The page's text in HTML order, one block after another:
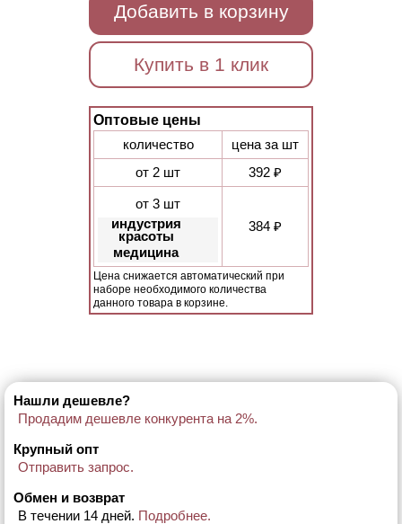
Добавить в корзину
Купить в 1 клик
Оптовые цены
количество
цена за шт
от 2 шт
392 ₽
от 3 шт
индустрия
красоты
медицина
384 ₽
Цена снижается автоматический при
наборе необходимого количества
данного товара в корзине.
Нашли дешевле?
Продадим дешевле конкурента на 2%.
Крупный опт
Отправить запрос.
Обмен и возврат
В течении 14 дней. Подробнее.